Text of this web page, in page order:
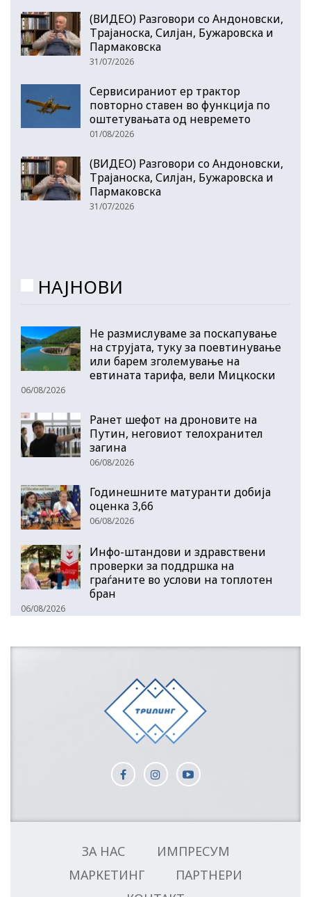
(ВИДЕО) Разговори со Андоновски,
Трајаноска, Силјан, Бужаровска и
Пармаковска
31/07/2026
Сервисираниот ер трактор
повторно ставен во функција по
оштетувањата од невремето
01/08/2026
(ВИДЕО) Разговори со Андоновски,
Трајаноска, Силјан, Бужаровска и
Пармаковска
31/07/2026
НАЈНОВИ
Не размислуваме за поскапување
на струјата, туку за поевтинување
или барем зголемување на
евтината тарифа, вели Мицкоски
06/08/2026
Ранет шефот на дроновите на
Путин, неговиот телохранител
загина
06/08/2026
Годинешните матуранти добија
оценка 3,66
06/08/2026
Инфо-штандови и здравствени
проверки за поддршка на
граѓаните во услови на топлотен
бран
06/08/2026
ЗА НАС
ИМПРЕСУМ
МАРКЕТИНГ
ПАРТНЕРИ